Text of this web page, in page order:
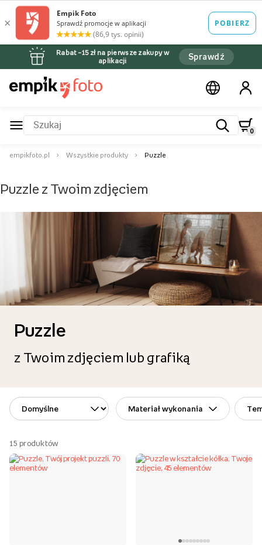
Rabat –15 zł na pierwsze zakupy w
aplikacji
Sprawdź
0
empikfoto.pl Wszystkie produkty Puzzle
Puzzle z Twoim zdjęciem
Puzzle
z Twoim zdjęciem lub grafiką
Materiał wykonania
15 produktów